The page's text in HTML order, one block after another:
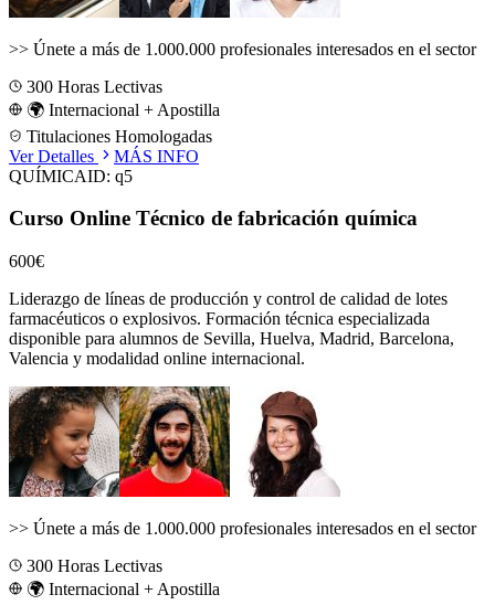
>> Únete a más de 1.000.000 profesionales interesados en el sector
300 Horas Lectivas
🌍 Internacional + Apostilla
Titulaciones Homologadas
Ver Detalles
MÁS INFO
QUÍMICAID: q5
Curso Online Técnico de fabricación química
600€
Liderazgo de líneas de producción y control de calidad de lotes
farmacéuticos o explosivos. Formación técnica especializada
disponible para alumnos de Sevilla, Huelva, Madrid, Barcelona,
Valencia y modalidad online internacional.
>> Únete a más de 1.000.000 profesionales interesados en el sector
300 Horas Lectivas
🌍 Internacional + Apostilla